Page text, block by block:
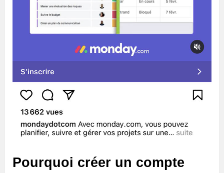
Pourquoi créer un compte